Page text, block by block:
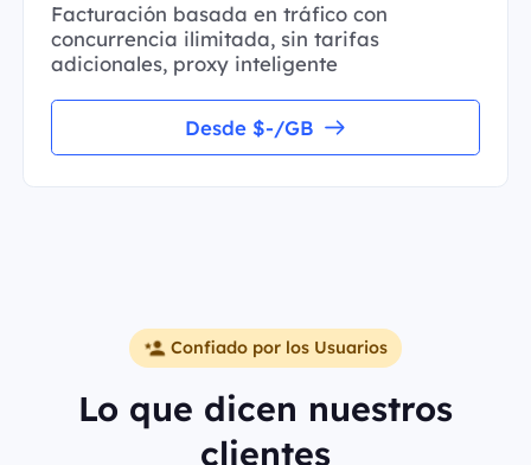
Facturación basada en tráfico con
concurrencia ilimitada, sin tarifas
adicionales, proxy inteligente
Desde $-/GB
Confiado por los Usuarios
Lo que dicen nuestros
clientes